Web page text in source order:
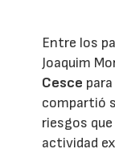
Entre los
Joaquim
Cesce
compartió
riesgos
actividad